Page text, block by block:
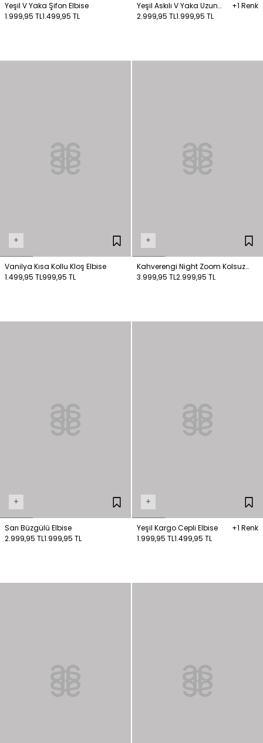
Yeşil V Yaka Şifon Elbise
1.999,95 TL1.499,95 TL
Yeşil Askılı V Yaka Uzun
Elbise
+1 Renk
2.999,95 TL1.999,95 TL
+
Vanilya Kısa Kollu Kloş Elbise
1.499,95 TL999,95 TL
+
Kahverengi Night Zoom Kolsuz
Uzun Örme Elbise
3.999,95 TL2.999,95 TL
+
Sarı Büzgülü Elbise
2.999,95 TL1.999,95 TL
+
Yeşil Kargo Cepli Elbise
+1 Renk
1.999,95 TL1.499,95 TL